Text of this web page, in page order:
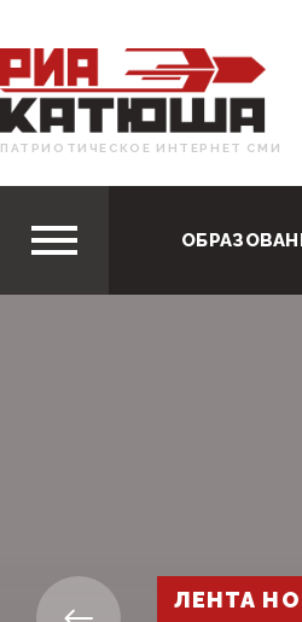
ПАТРИОТИЧЕСКОЕ ИНТЕРНЕТ СМИ
ЛЕНТА